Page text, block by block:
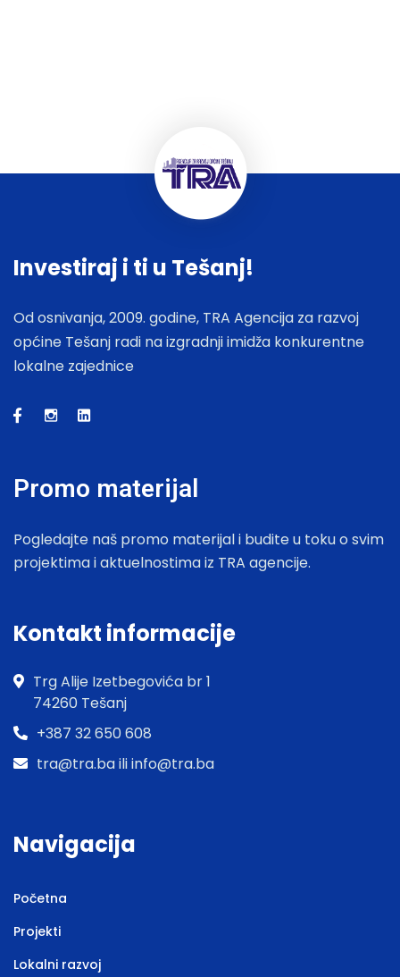
Investiraj i ti u Tešanj!
Od osnivanja, 2009. godine, TRA Agencija za razvoj
općine Tešanj radi na izgradnji imidža konkurentne
lokalne zajednice
Promo materijal
Pogledajte naš promo materijal i budite u toku o svim
projektima i aktuelnostima iz TRA agencije.
Kontakt informacije
Trg Alije Izetbegovića br 1
74260 Tešanj
+387 32 650 608
tra@tra.ba ili info@tra.ba
Navigacija
Početna
Projekti
Lokalni razvoj